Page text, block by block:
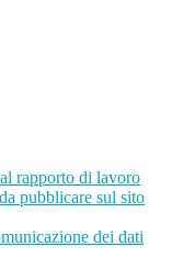
rapporto di lavoro
pubblicare sul sito
dei dati